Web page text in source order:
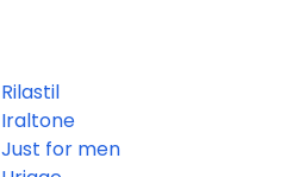
Rilastil
Iraltone
Just for men